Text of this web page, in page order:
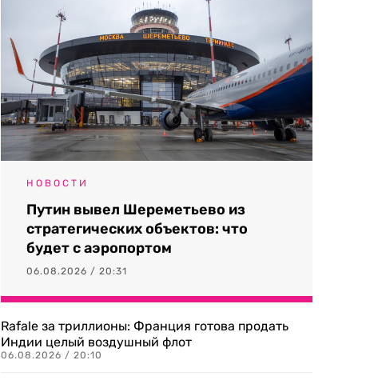
НОВОСТИ
Путин вывел Шереметьево из
стратегических объектов: что
будет с аэропортом
06.08.2026 / 20:31
Rafale за триллионы: Франция готова продать
Индии целый воздушный флот
06.08.2026 / 20:10